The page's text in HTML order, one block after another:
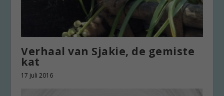
Verhaal van Sjakie, de gemiste
kat
17 juli 2016